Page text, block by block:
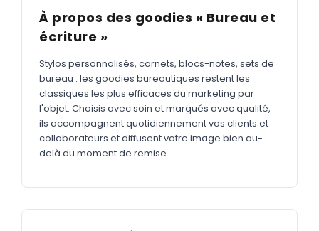
À propos des goodies « Bureau et
écriture »
Stylos personnalisés, carnets, blocs-notes, sets de
bureau : les goodies bureautiques restent les
classiques les plus efficaces du marketing par
l'objet. Choisis avec soin et marqués avec qualité,
ils accompagnent quotidiennement vos clients et
collaborateurs et diffusent votre image bien au-
delà du moment de remise.